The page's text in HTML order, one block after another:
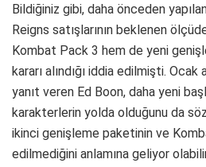
Bildiğiniz gibi, daha önceden
Reigns satışlarının beklenen
Kombat Pack 3 hem de yeni
kararı alındığı iddia edilmişti.
yanıt veren Ed Boon, daha yeni
karakterlerin yolda olduğunu da
ikinci genişleme paketinin ve
edilmediğini anlamına geliyor